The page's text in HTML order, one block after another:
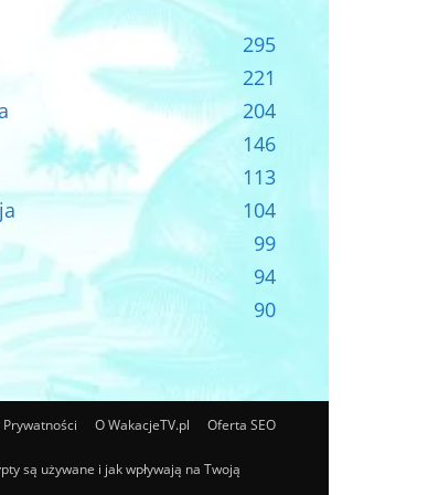
295
221
204
146
113
104
99
94
90
Prywatności O WakacjeTV.pl Oferta SEO
są używane i jak wpływają na Twoją